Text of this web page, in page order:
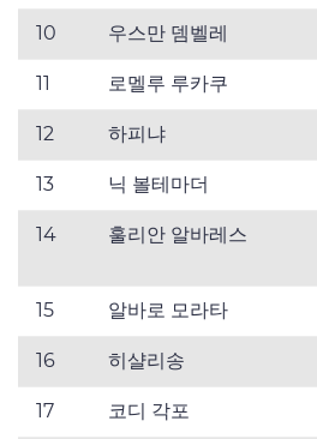
10 우스만 뎀벨레
11 로멜루 루카쿠
12 하피냐
13 닉 볼테마더
14 훌리안 알바레스
15 알바로 모라타
16 히샬리송
17 코디 각포